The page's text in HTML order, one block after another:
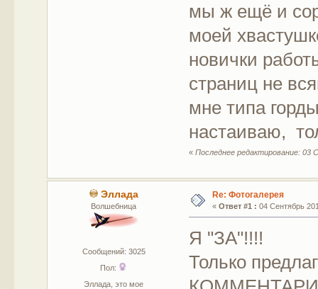
мы ж ещё и
моей
новички
страниц не
мне типа
настаиваю,
«Последнее редактирование: 03
Эллада
Волшебница
Сообщений: 3025
Пол:
Эллада, это мое
Re: Фотогалерея
« Ответ #1 : 04 Сентябрь
Я "ЗА"!!!!
Только